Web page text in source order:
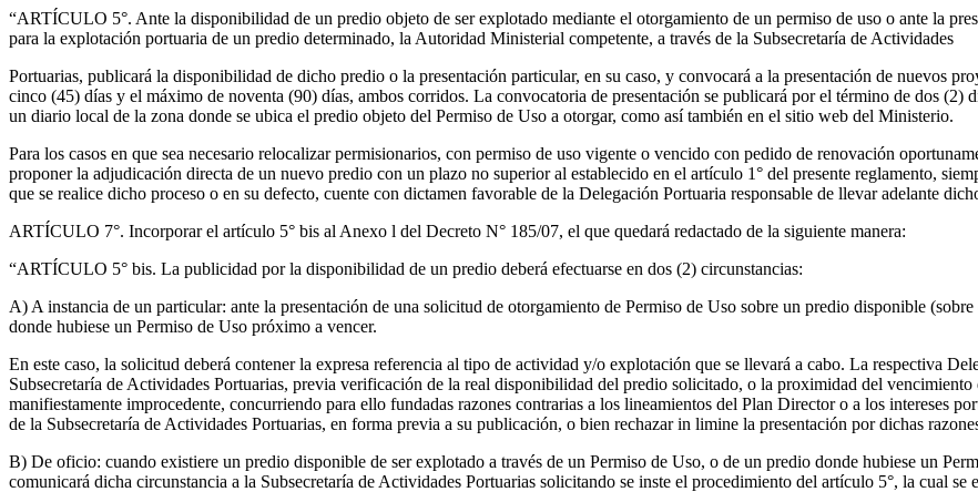
“ARTÍCULO 5°. Ante la disponibilidad de un predio objeto de ser explotado mediante el otorgamiento de un permiso de uso o ante la
para la explotación portuaria de un predio determinado, la Autoridad Ministerial competente, a través de la Subsecretaría de Actividades
Portuarias, publicará la disponibilidad de dicho predio o la presentación particular, en su caso, y convocará a la presentación de nuevos
cinco (45) días y el máximo de noventa (90) días, ambos corridos. La convocatoria de presentación se publicará por el término de dos
un diario local de la zona donde se ubica el predio objeto del Permiso de Uso a otorgar, como así también en el sitio web del Ministerio.
Para los casos en que sea necesario relocalizar permisionarios, con permiso de uso vigente o vencido con pedido de renovación
proponer la adjudicación directa de un nuevo predio con un plazo no superior al establecido en el artículo 1° del presente reglamento,
que se realice dicho proceso o en su defecto, cuente con dictamen favorable de la Delegación Portuaria responsable de llevar adelante
ARTÍCULO 7°. Incorporar el artículo 5° bis al Anexo l del Decreto N° 185/07, el que quedará redactado de la siguiente manera:
“ARTÍCULO 5° bis. La publicidad por la disponibilidad de un predio deberá efectuarse en dos (2) circunstancias:
A) A instancia de un particular: ante la presentación de una solicitud de otorgamiento de Permiso de Uso sobre un predio disponible
donde hubiese un Permiso de Uso próximo a vencer.
En este caso, la solicitud deberá contener la expresa referencia al tipo de actividad y/o explotación que se llevará a cabo. La respectiva
Subsecretaría de Actividades Portuarias, previa verificación de la real disponibilidad del predio solicitado, o la proximidad del
manifiestamente improcedente, concurriendo para ello fundadas razones contrarias a los lineamientos del Plan Director o a los intereses
de la Subsecretaría de Actividades Portuarias, en forma previa a su publicación, o bien rechazar in limine la presentación por dichas
B) De oficio: cuando existiere un predio disponible de ser explotado a través de un Permiso de Uso, o de un predio donde hubiese un
comunicará dicha circunstancia a la Subsecretaría de Actividades Portuarias solicitando se inste el procedimiento del artículo 5°, la cual